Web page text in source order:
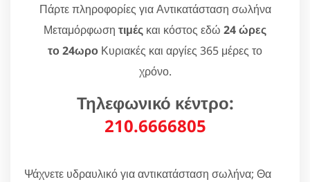
Πάρτε πληροφορίες για Αντικατάσταση σωλήνα
Μεταμόρφωση τιμές και κόστος εδώ 24 ώρες
το 24ωρο Κυριακές και αργίες 365 μέρες το
χρόνο.
Τηλεφωνικό κέντρο:
210.6666805
Ψάχνετε υδραυλικό για αντικατάσταση σωλήνα; Θα